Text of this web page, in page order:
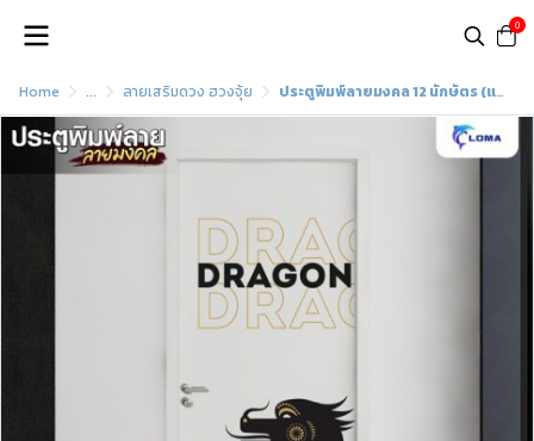
0
Home ... ลายเสริมดวง ฮวงจุ้ย ประตูพิมพ์ลายมงคล 12 นักษัตร (แบรนด์ LOMA)